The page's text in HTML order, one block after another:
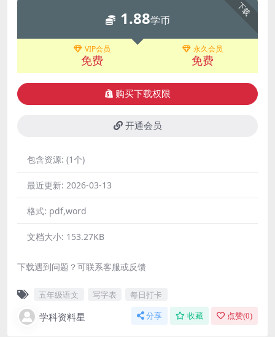
下载
1.88学币
VIP会员
免费
永久会员
免费
购买下载权限
开通会员
包含资源: (1个)
最近更新: 2026-03-13
格式: pdf,word
文档大小: 153.27KB
下载遇到问题？可联系客服或反馈
五年级语文 写字表 每日打卡
学科资料星 分享 收藏 点赞(0)